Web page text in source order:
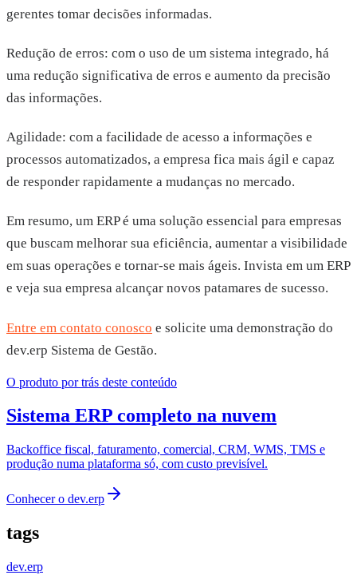
gerentes tomar decisões informadas.
Redução de erros: com o uso de um sistema integrado, há
uma redução significativa de erros e aumento da precisão
das informações.
Agilidade: com a facilidade de acesso a informações e
processos automatizados, a empresa fica mais ágil e capaz
de responder rapidamente a mudanças no mercado.
Em resumo, um ERP é uma solução essencial para empresas
que buscam melhorar sua eficiência, aumentar a visibilidade
em suas operações e tornar-se mais ágeis. Invista em um ERP
e veja sua empresa alcançar novos patamares de sucesso.
Entre em contato conosco e solicite uma demonstração do
dev.erp Sistema de Gestão.
O produto por trás deste conteúdo
Sistema ERP completo na nuvem
Backoffice fiscal, faturamento, comercial, CRM, WMS, TMS e
produção numa plataforma só, com custo previsível.
Conhecer o dev.erp
tags
dev.erp